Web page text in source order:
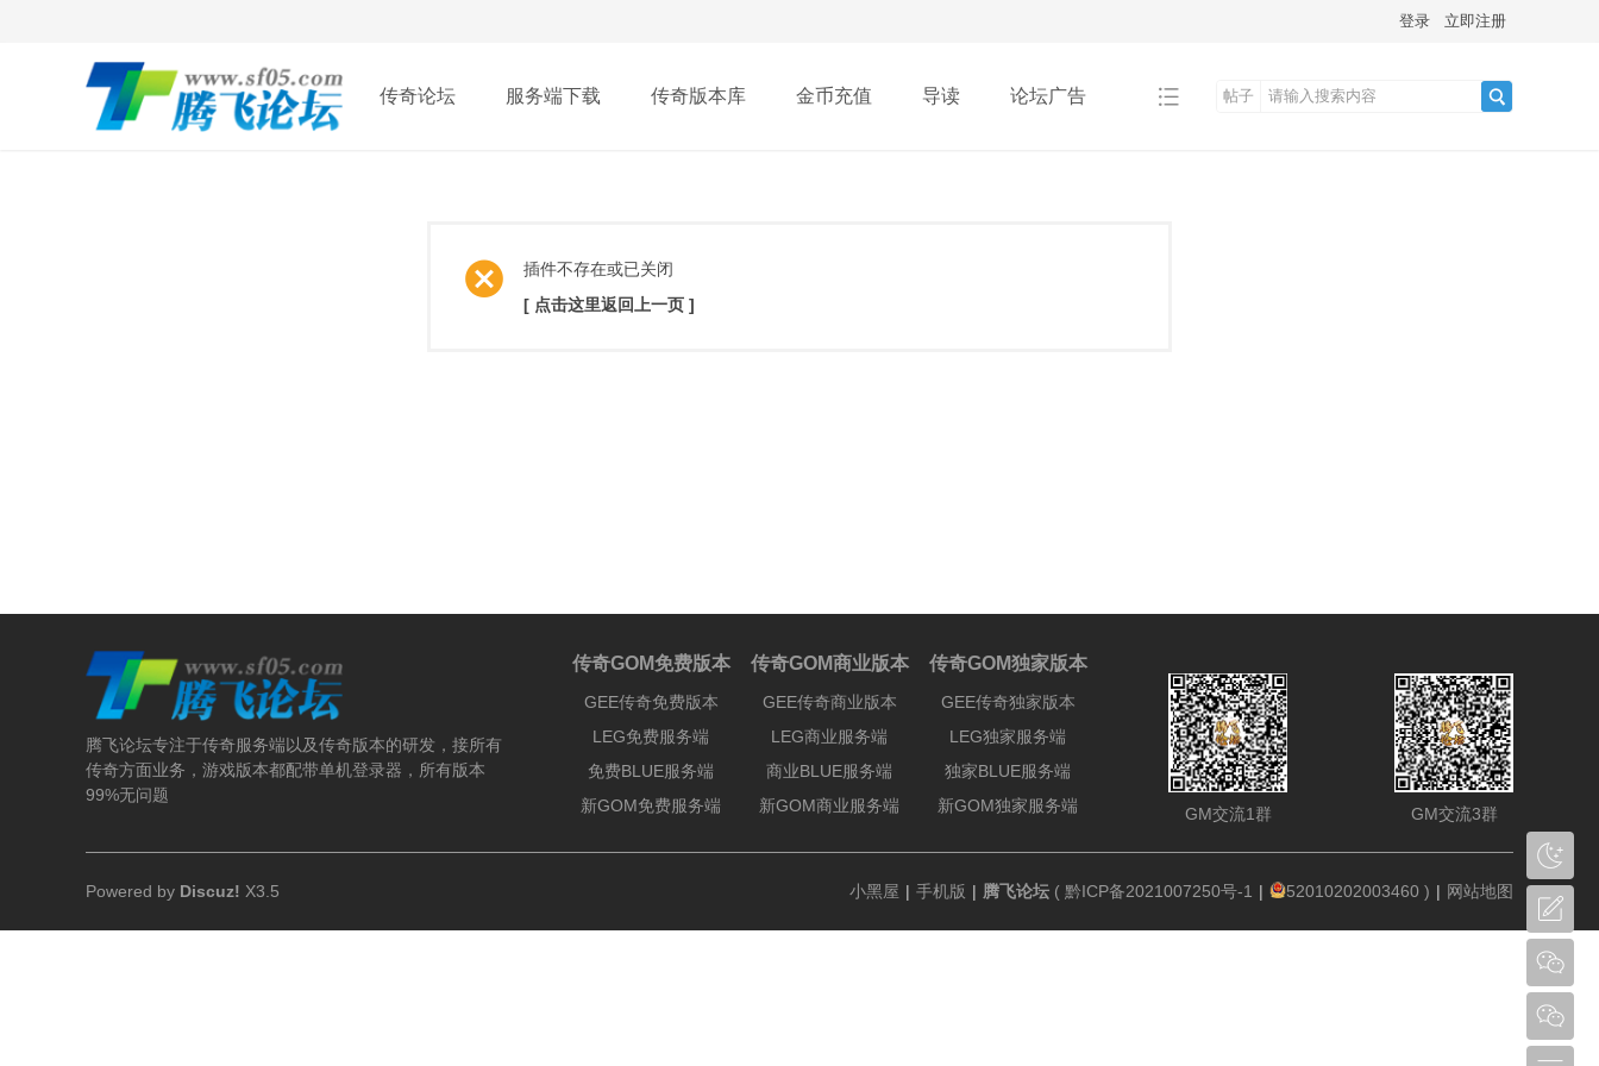
登录 立即注册
传奇论坛 服务端下载 传奇版本库 金币充值 导读 论坛广告 帖子
插件不存在或已关闭
[ 点击这里返回上一页 ]
腾飞论坛专注于传奇服务端以及传奇版本的研发，接所有
传奇方面业务，游戏版本都配带单机登录器，所有版本
99%无问题
传奇GOM免费版本
GEE传奇免费版本
LEG免费服务端
免费BLUE服务端
新GOM免费服务端
传奇GOM商业版本
GEE传奇商业版本
LEG商业服务端
商业BLUE服务端
新GOM商业服务端
传奇GOM独家版本
GEE传奇独家版本
LEG独家服务端
独家BLUE服务端
新GOM独家服务端
GM交流3群
GM交流1群
小黑屋 | 手机版 | 腾飞论坛 ( 黔ICP备2021007250号-1 | 52010202003460 ) | 网站地图
Powered by Discuz! X3.5